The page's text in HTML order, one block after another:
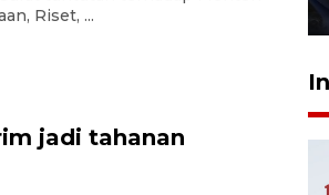
Riset, ...
jadi tahanan
22:32